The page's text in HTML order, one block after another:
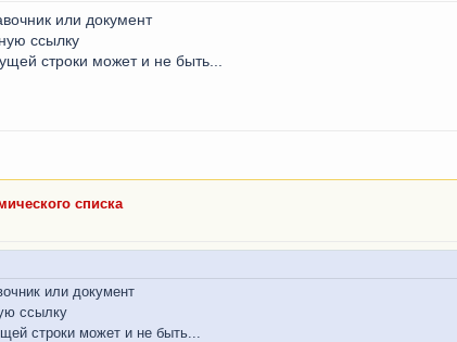
или документ
ссылку
строки может и не быть...
списка
или документ
ссылку
строки может и не быть...